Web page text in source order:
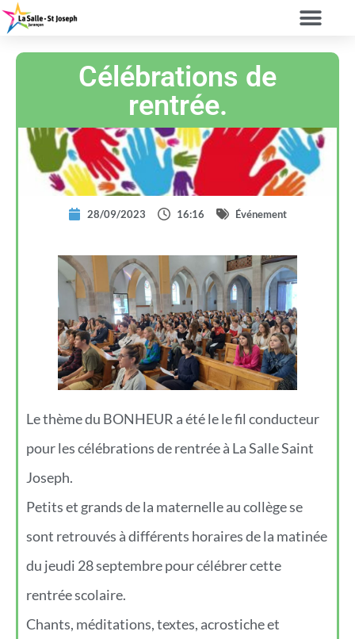
Célébrations de
rentrée.
28/09/2023 16:16 Événement
Le thème du BONHEUR a été le le fil conducteur
pour les célébrations de rentrée à La Salle Saint
Joseph.
Petits et grands de la maternelle au collège se
sont retrouvés à différents horaires de la matinée
du jeudi 28 septembre pour célébrer cette
rentrée scolaire.
Chants, méditations, textes, acrostiche et